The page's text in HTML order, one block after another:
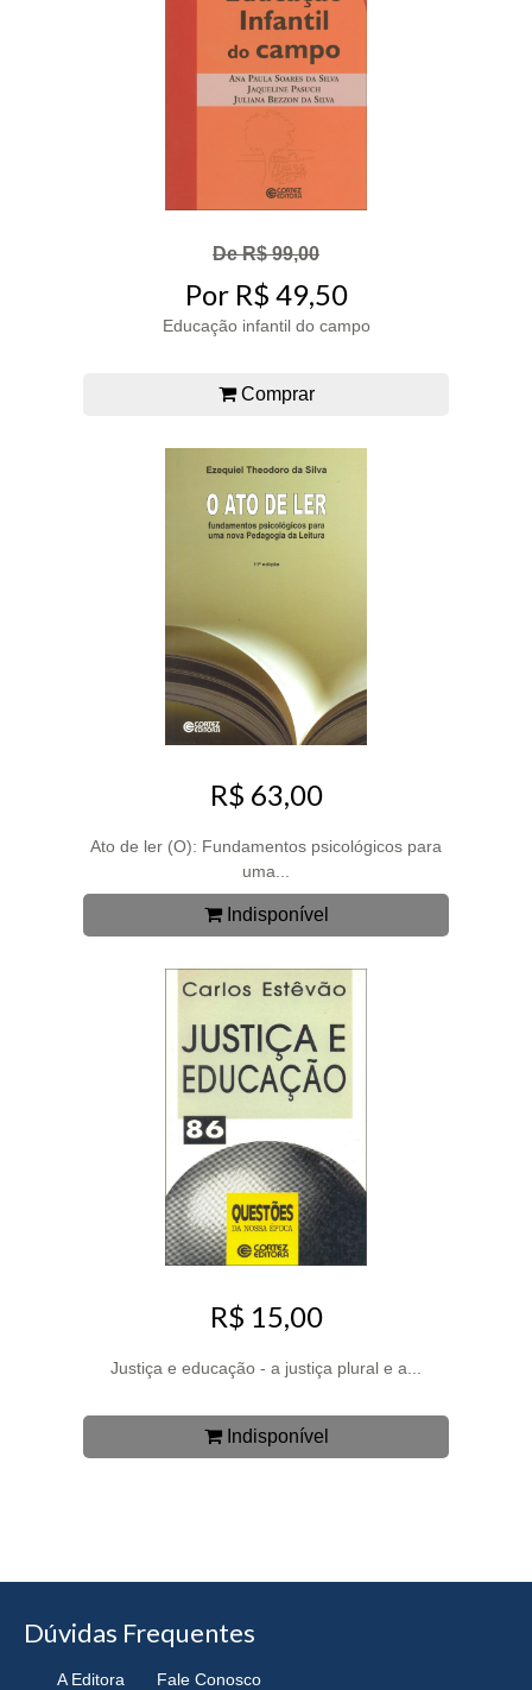
De R$ 99,00
Por R$ 49,50
Educação infantil do campo
Comprar
R$ 63,00
Ato de ler (O): Fundamentos psicológicos para
uma...
Indisponível
R$ 15,00
Justiça e educação - a justiça plural e a...
Indisponível
Dúvidas Frequentes
A Editora Fale Conosco